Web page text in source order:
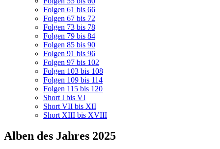
Folgen 61 bis 66
Folgen 67 bis 72
Folgen 73 bis 78
Folgen 79 bis 84
Folgen 85 bis 90
Folgen 91 bis 96
Folgen 97 bis 102
Folgen 103 bis 108
Folgen 109 bis 114
Folgen 115 bis 120
Short I bis VI
Short VII bis XII
Short XIII bis XVIII
Alben des Jahres 2025